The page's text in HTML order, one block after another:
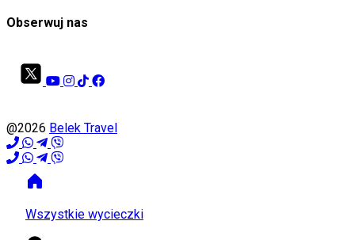
Obserwuj nas
@2026 Belek Travel
Wszystkie wycieczki